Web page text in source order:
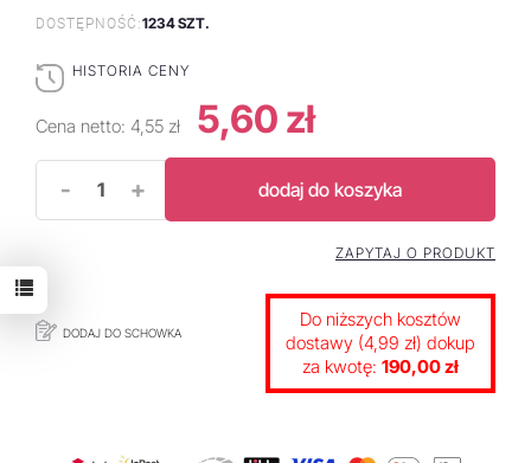
DOSTĘPNOŚĆ:1234 SZT.
HISTORIA CENY
Cena netto: 4,55 zł 5,60 zł
- + dodaj do koszyka
DODAJ DO SCHOWKA
ZAPYTAJ O PRODUKT
Do niższych kosztów
dostawy (4,99 zł) dokup
za kwotę: 190,00 zł